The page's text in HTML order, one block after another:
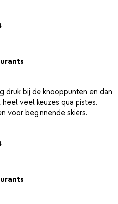
druk bij de knooppunten en dan
veel keuzes qua pistes.